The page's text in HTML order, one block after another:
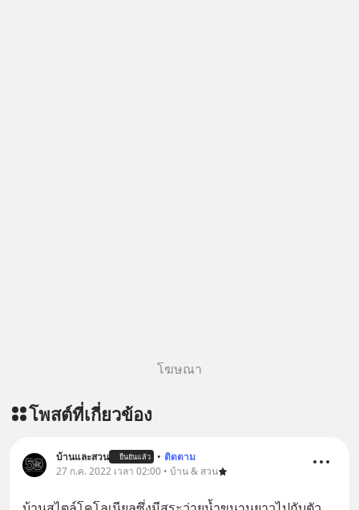
โฆษณา
โพสต์ที่เกี่ยวข้อง
บ้านและสวน ยืนยันแล้ว • ติดตาม
27 ก.ค. 2022 เวลา 02:00 • บ้าน & สวน